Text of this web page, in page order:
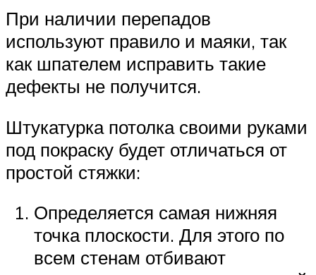
При наличии перепадов
используют правило и маяки, так
как шпателем исправить такие
дефекты не получится.
Штукатурка потолка своими руками
под покраску будет отличаться от
простой стяжки:
Определяется самая нижняя
точка плоскости. Для этого по
всем стенам отбивают